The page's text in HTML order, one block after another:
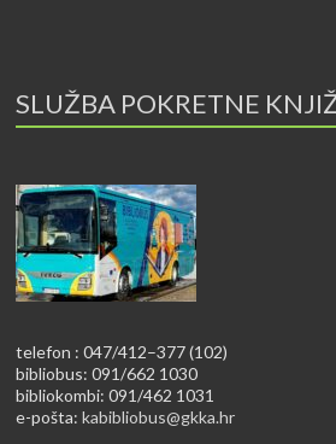
SLUŽBA POKRETNE
telefon : 047/412–377 (102)
bibliobus: 091/662 1030
bibliokombi: 091/462 1031
e-pošta:kabibliobus@gkka.hr